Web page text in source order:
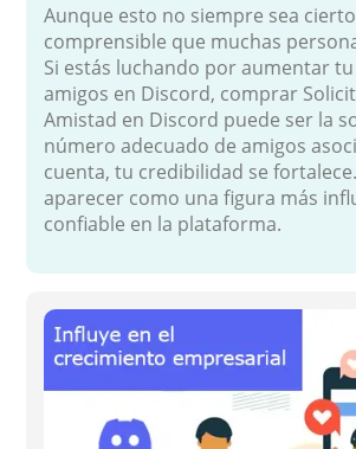
Aunque esto no siempre sea
comprensible que muchas
Si estás luchando por aumentar
amigos en Discord, comprar
Amistad en Discord puede ser la
número adecuado de amigos
cuenta, tu credibilidad se
aparecer como una figura más
confiable en la plataforma.